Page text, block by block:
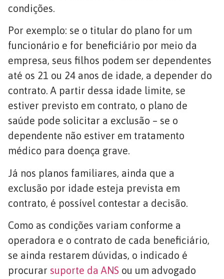
condições.
Por exemplo: se o titular do plano for um
funcionário e for beneficiário por meio da
empresa, seus filhos podem ser dependentes
até os 21 ou 24 anos de idade, a depender do
contrato. A partir dessa idade limite, se
estiver previsto em contrato, o plano de
saúde pode solicitar a exclusão – se o
dependente não estiver em tratamento
médico para doença grave.
Já nos planos familiares, ainda que a
exclusão por idade esteja prevista em
contrato, é possível contestar a decisão.
Como as condições variam conforme a
operadora e o contrato de cada beneficiário,
se ainda restarem dúvidas, o indicado é
procurar suporte da ANS ou um advogado